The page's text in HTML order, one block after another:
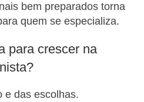
bem preparados torna
quem se especializa.
para crescer na
e das escolhas.